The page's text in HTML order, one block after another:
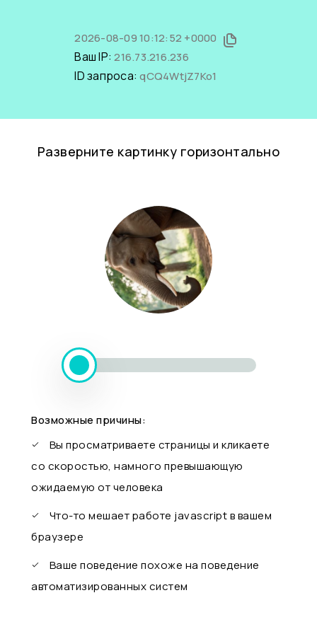
2026-08-09 10:12:52 +0000
Ваш IP:216.73.216.236
ID запроса:qCQ4WtjZ7Ko1
Разверните картинку горизонтально
Возможные причины:
Вы просматриваете страницы и кликаете
со скоростью, намного превышающую
ожидаемую от человека
Что-то мешает работе javascript в вашем
браузере
Ваше поведение похоже на поведение
автоматизированных систем